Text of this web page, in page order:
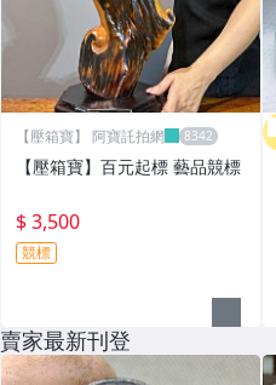
【壓箱寶】 阿寶託拍網
【壓箱寶】百元起標 藝品競標
$ 3,500
競標
賣家最新刊登